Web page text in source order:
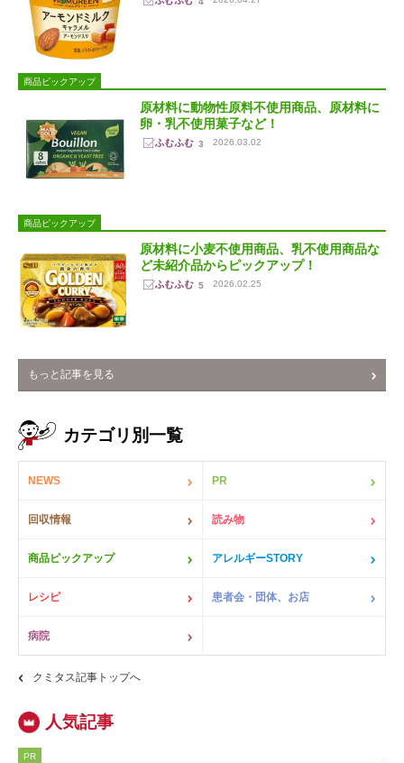
商品ピックアップ
原材料に動物性原料不使用商品、原材料に
卵・乳不使用菓子など！
3 2026.03.02
商品ピックアップ
原材料に小麦不使用商品、乳不使用商品な
ど未紹介品からピックアップ！
5 2026.02.25
もっと記事を見る
カテゴリ別一覧
NEWS PR
回収情報 読み物
商品ピックアップ アレルギーSTORY
レシピ 患者会・団体、お店
病院
クミタス記事トップへ
PR